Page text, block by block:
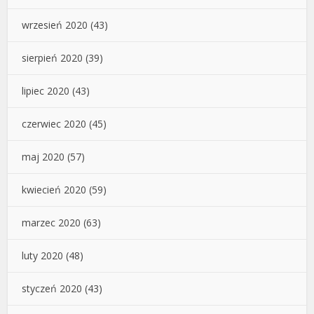
wrzesień 2020 (43)
sierpień 2020 (39)
lipiec 2020 (43)
czerwiec 2020 (45)
maj 2020 (57)
kwiecień 2020 (59)
marzec 2020 (63)
luty 2020 (48)
styczeń 2020 (43)